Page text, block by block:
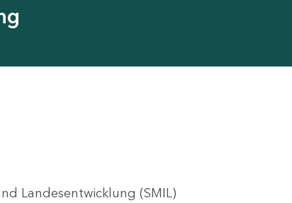
Landesentwicklung (SMIL)